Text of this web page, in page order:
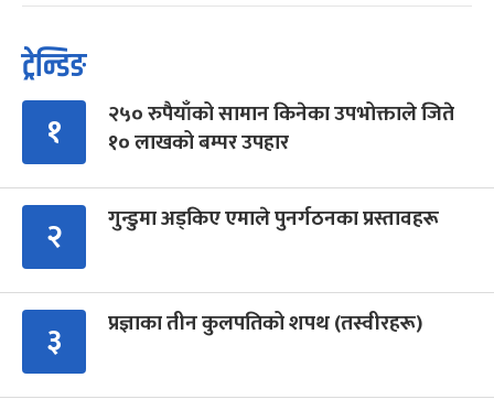
ट्रेन्डिङ
१
२५० रुपैयाँको सामान किनेका उपभोक्ताले जिते
१० लाखको बम्पर उपहार
२ गुन्डुमा अड्किए एमाले पुनर्गठनका प्रस्तावहरू
३ प्रज्ञाका तीन कुलपतिको शपथ (तस्वीरहरू)